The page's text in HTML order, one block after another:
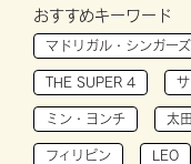
おすすめキーワード
マドリガル・シンガーズ
THE SUPER 4
ミン・ヨンチ 太
フィリピン LEO